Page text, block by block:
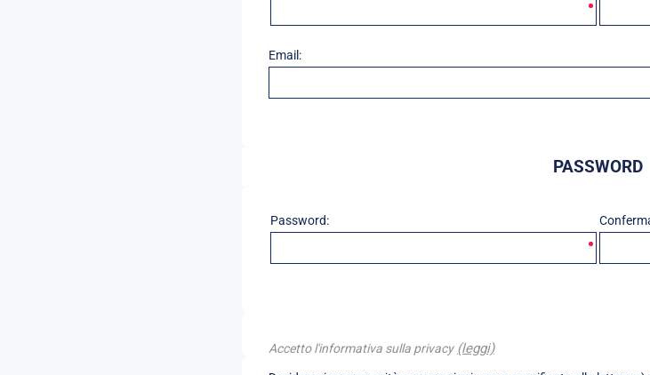
Email:
PASSWORD
Password:
Accetto l'informativa sulla privacy (leggi)